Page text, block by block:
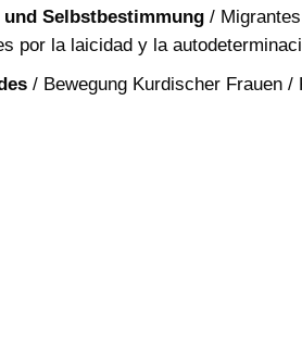
Selbstbestimmung /
por la laicidad y la
/ Bewegung Kurdischer Frauen